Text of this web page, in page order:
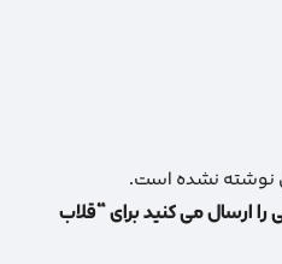
نوشته نشده است.
ارسال می کنید برای “قلاب